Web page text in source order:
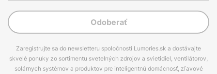
Odoberať
Zaregistrujte sa do newsletteru spoločnosti Lumories.sk a dostávajte
skvelé ponuky zo sortimentu svetelných zdrojov a svietidiel, ventilátorov,
solárnych systémov a produktov pre inteligentnú domácnosť, zľavové